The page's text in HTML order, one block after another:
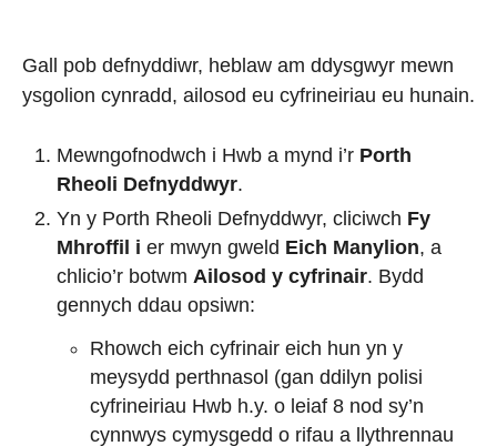
Gall pob defnyddiwr, heblaw am ddysgwyr mewn
ysgolion cynradd, ailosod eu cyfrineiriau eu hunain.
Mewngofnodwch i Hwb a mynd i’r Porth
Rheoli Defnyddwyr.
Yn y Porth Rheoli Defnyddwyr, cliciwch Fy
Mhroffil i er mwyn gweld Eich Manylion, a
chlicio’r botwm Ailosod y cyfrinair. Bydd
gennych ddau opsiwn:
Rhowch eich cyfrinair eich hun yn y
meysydd perthnasol (gan ddilyn polisi
cyfrineiriau Hwb h.y. o leiaf 8 nod sy’n
cynnwys cymysgedd o rifau a llythrennau